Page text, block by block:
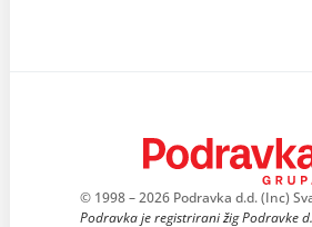
© 1998 – 2026 Podravka d.d. (Inc)
Podravka je registrirani žig Podravke